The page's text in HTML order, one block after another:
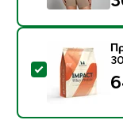
Select this